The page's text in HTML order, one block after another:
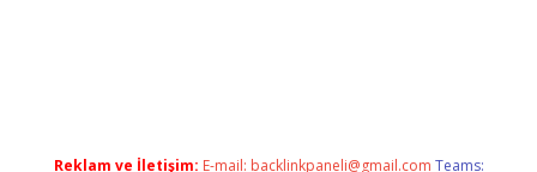
Reklam ve İletişim: E-mail: backlinkpaneli@gmail.com Teams: